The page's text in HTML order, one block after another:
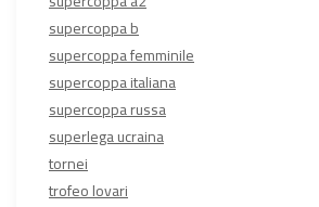
supercoppa b
supercoppa femminile
supercoppa italiana
supercoppa russa
superlega ucraina
tornei
trofeo lovari